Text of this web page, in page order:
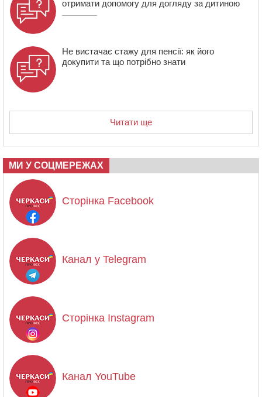
отримати допомогу для догляду за дитиною
Не вистачає стажу для пенсії: як його
докупити та що потрібно знати
Читати ще
МИ У СОЦМЕРЕЖАХ
Сторінка Facebook
Канал у Telegram
Сторінка Instagram
Канал YouTube